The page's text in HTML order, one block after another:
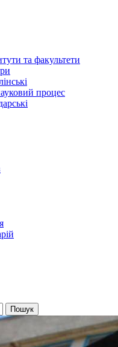
та факультети
процес
Пошук